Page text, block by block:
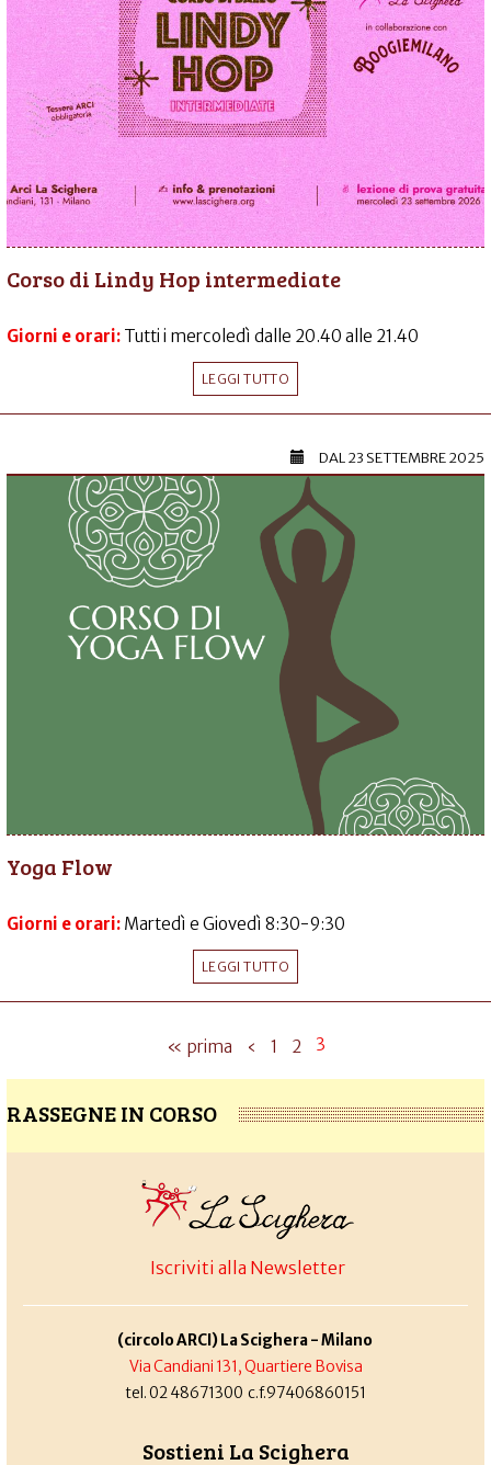
Corso di Lindy Hop intermediate
Giorni e orari: Tutti i mercoledì dalle 20.40 alle 21.40
LEGGI TUTTO
DAL23 SETTEMBRE 2025
Yoga Flow
Giorni e orari: Martedì e Giovedì 8:30-9:30
LEGGI TUTTO
« prima ‹ 1 2 3
RASSEGNE IN CORSO
Iscriviti alla Newsletter
(circolo ARCI) La Scighera - Milano
Via Candiani 131, Quartiere Bovisa
tel. 02 48671300 c.f.97406860151
Sostieni La Scighera